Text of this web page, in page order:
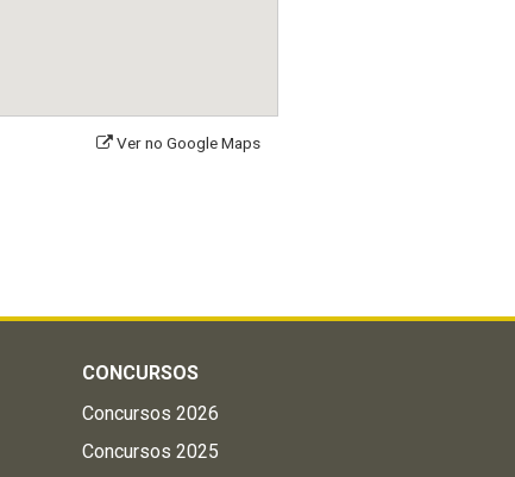
Ver no Google Maps
CONCURSOS
Concursos 2026
Concursos 2025